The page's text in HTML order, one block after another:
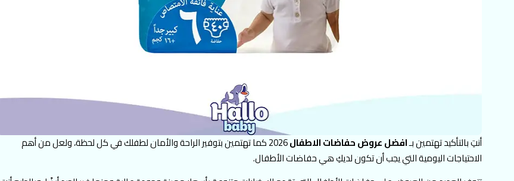
أنتِ بالتأكيد تهتمين بـافضل عروض حفاضات الاطفال
2026 كما تهتمين بتوفير الراحة والأمان لطفلك في كل لحظة، ولعل من أهم
الاحتياجات اليومية التي يجب أن تكون لديكِ هي حفاضات الأطفال.